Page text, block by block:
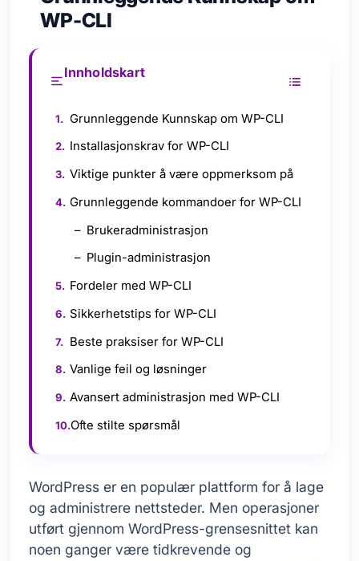
WP-CLI
Innholdskart
Grunnleggende Kunnskap om WP-CLI
Installasjonskrav for WP-CLI
Viktige punkter å være oppmerksom på
Grunnleggende kommandoer for WP-CLI
Brukeradministrasjon
Plugin-administrasjon
Fordeler med WP-CLI
Sikkerhetstips for WP-CLI
Beste praksiser for WP-CLI
Vanlige feil og løsninger
Avansert administrasjon med WP-CLI
Ofte stilte spørsmål
WordPress er en populær plattform for å lage
og administrere nettsteder. Men operasjoner
utført gjennom WordPress-grensesnittet kan
noen ganger være tidkrevende og